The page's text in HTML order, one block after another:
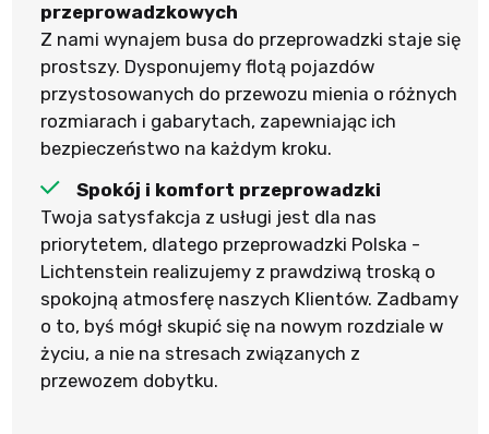
przeprowadzkowych
Z nami wynajem busa do przeprowadzki staje się
prostszy. Dysponujemy flotą pojazdów
przystosowanych do przewozu mienia o różnych
rozmiarach i gabarytach, zapewniając ich
bezpieczeństwo na każdym kroku.
Spokój i komfort przeprowadzki
Twoja satysfakcja z usługi jest dla nas
priorytetem, dlatego przeprowadzki Polska -
Lichtenstein realizujemy z prawdziwą troską o
spokojną atmosferę naszych Klientów. Zadbamy
o to, byś mógł skupić się na nowym rozdziale w
życiu, a nie na stresach związanych z
przewozem dobytku.